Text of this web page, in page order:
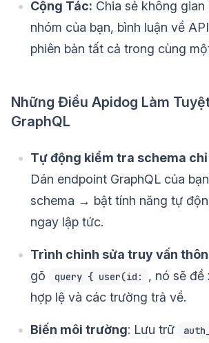
Cộng Tác: Chia sẻ không
nhóm của bạn, bình luận về
phiên bản tất cả trong cùng
Những Điều Apidog Làm
GraphQL
Tự động kiểm tra schema
Dán endpoint GraphQL của
schema → bật tính năng tự
ngay lập tức.
Trình chỉnh sửa truy vấn
gõ
query { user(id:
, nó sẽ đề
hợp lệ và các trường trả về.
Biến môi trường: Lưu trữ